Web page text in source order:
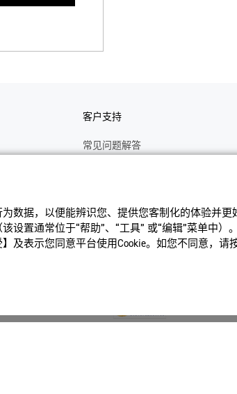
客户支持
常见问题解答
维修
修理状态查询
数据，以便能辨识您、提供您客制化的体验并
设置通常位于“帮助”、“⼯具” 或“编辑”菜单中
及表示您同意平台使用Cookie。如您不同意，请